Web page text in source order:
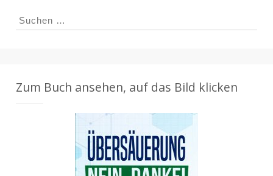
Suchen
Zum Buch ansehen, auf das Bild klicken